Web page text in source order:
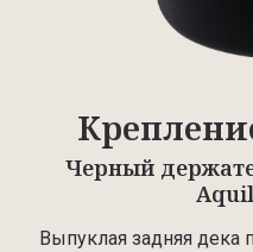
Черный
Выпуклая задняя дека